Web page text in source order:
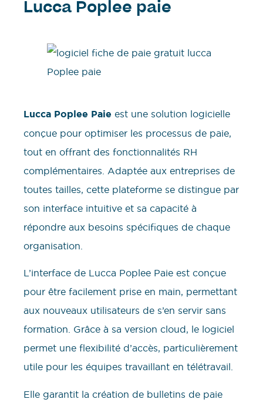
Lucca Poplee paie
Lucca Poplee Paie est une solution logicielle
conçue pour optimiser les processus de paie,
tout en offrant des fonctionnalités RH
complémentaires. Adaptée aux entreprises de
toutes tailles, cette plateforme se distingue par
son interface intuitive et sa capacité à
répondre aux besoins spécifiques de chaque
organisation.
L’interface de Lucca Poplee Paie est conçue
pour être facilement prise en main, permettant
aux nouveaux utilisateurs de s’en servir sans
formation. Grâce à sa version cloud, le logiciel
permet une flexibilité d’accès, particulièrement
utile pour les équipes travaillant en télétravail.
Elle garantit la création de bulletins de paie